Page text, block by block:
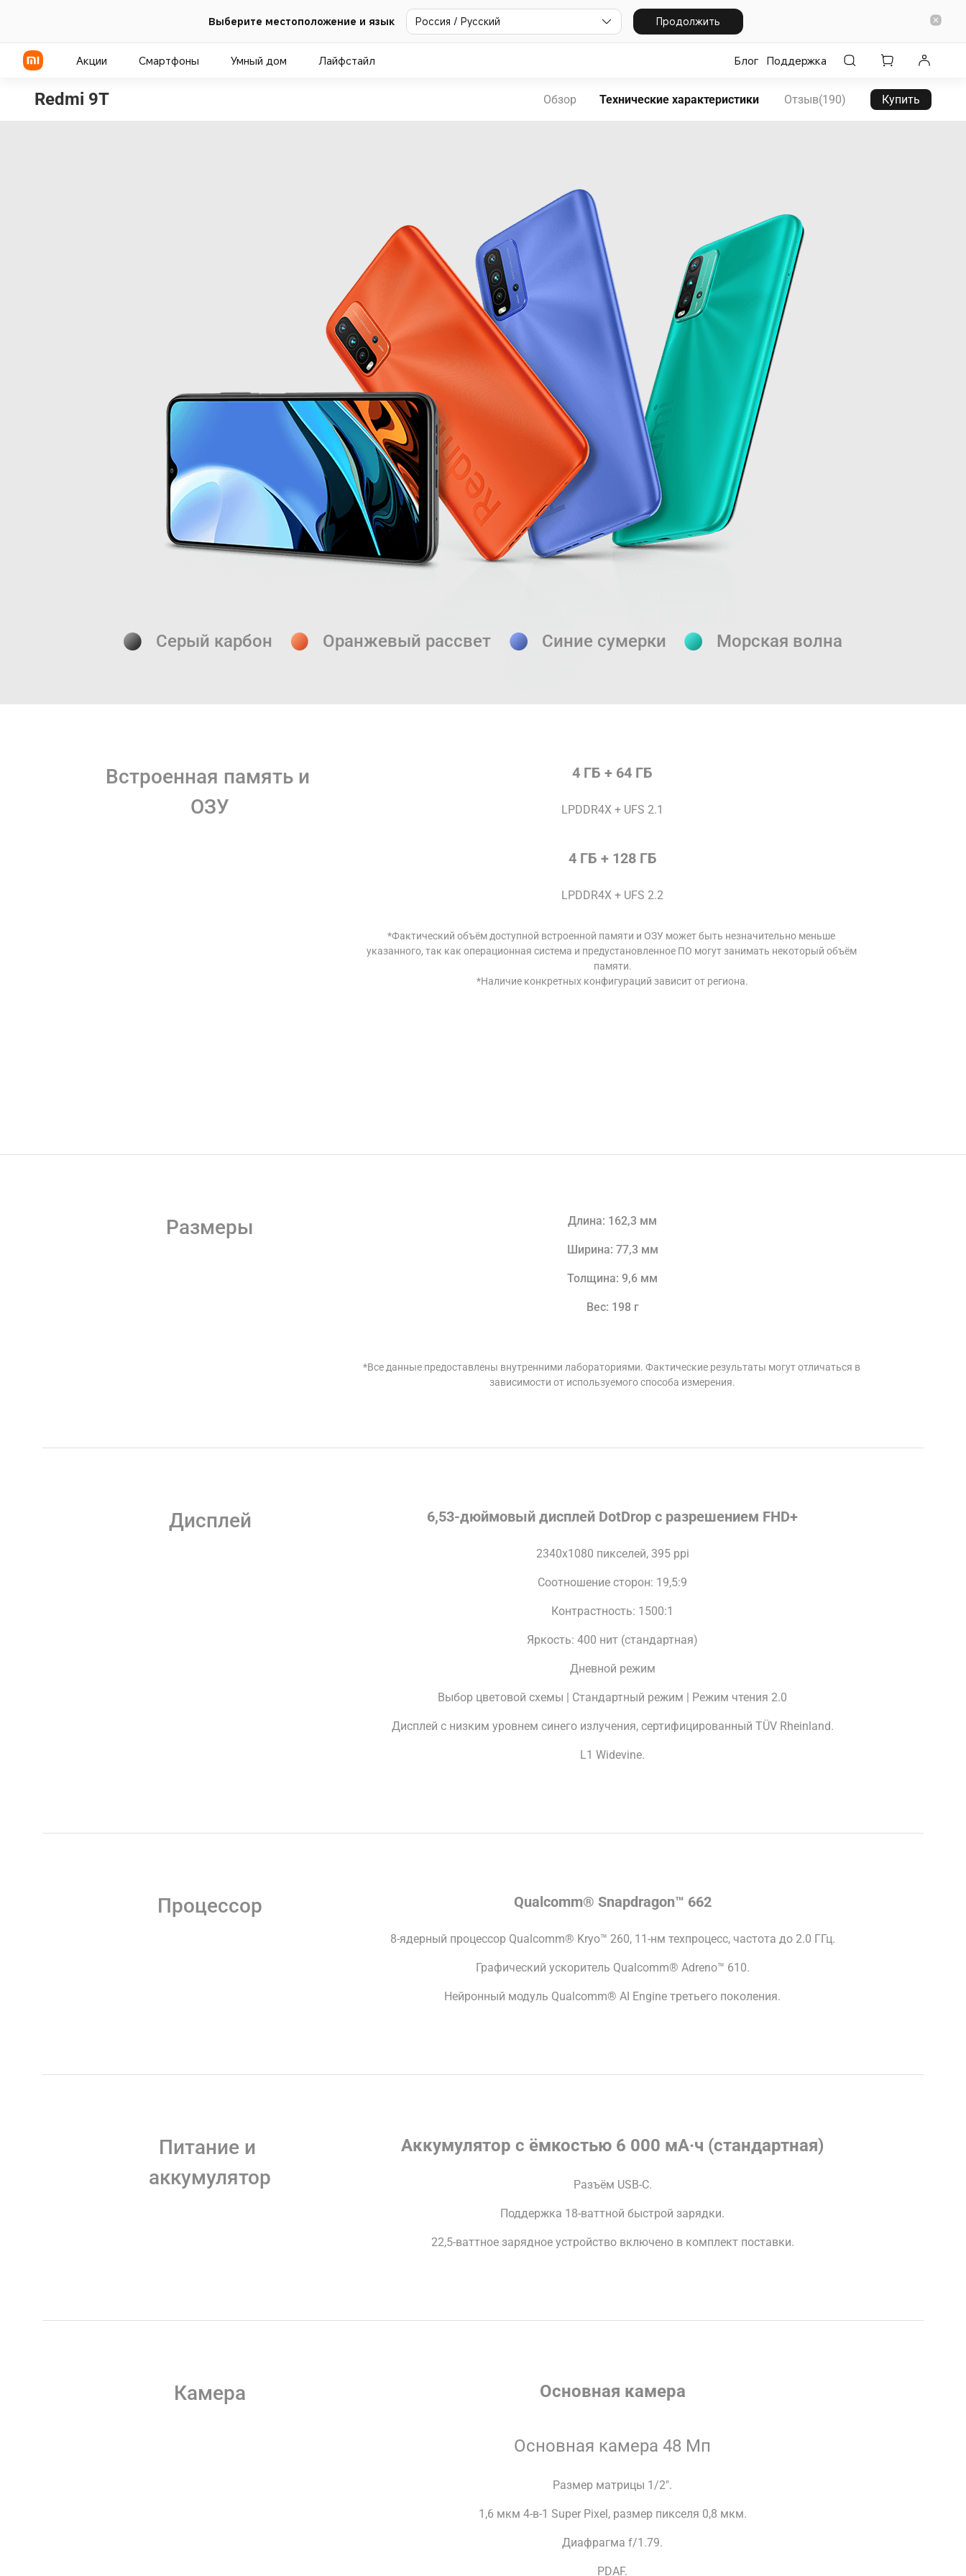
Выберите местоположение и язык Россия / Русский Продолжить
Акции Смартфоны Умный дом Лайфстайл Блог Поддержка
Redmi 9T Обзор Технические характеристики Отзыв(190) Купить
Серый карбон Оранжевый рассвет Синие сумерки Морская волна
Встроенная память и
ОЗУ
4 ГБ + 64 ГБ
LPDDR4X + UFS 2.1
4 ГБ + 128 ГБ
LPDDR4X + UFS 2.2
*Фактический объём доступной встроенной памяти и ОЗУ может быть незначительно меньше
указанного, так как операционная система и предустановленное ПО могут занимать некоторый объём
памяти.
*Наличие конкретных конфигураций зависит от региона.
Размеры Длина: 162,3 мм
Ширина: 77,3 мм
Толщина: 9,6 мм
Вес: 198 г
*Все данные предоставлены внутренними лабораториями. Фактические результаты могут отличаться в
зависимости от используемого способа измерения.
Дисплей 6,53-дюймовый дисплей DotDrop с разрешением FHD+
2340x1080 пикселей, 395 ppi
Соотношение сторон: 19,5:9
Контрастность: 1500:1
Яркость: 400 нит (стандартная)
Дневной режим
Выбор цветовой схемы | Стандартный режим | Режим чтения 2.0
Дисплей с низким уровнем синего излучения, сертифицированный TÜV Rheinland.
L1 Widevine.
Процессор Qualcomm® Snapdragon™ 662
8-ядерный процессор Qualcomm® Kryo™ 260, 11-нм техпроцесс, частота до 2.0 ГГц.
Графический ускоритель Qualcomm® Adreno™ 610.
Нейронный модуль Qualcomm® AI Engine третьего поколения.
Питание и
аккумулятор
Аккумулятор с ёмкостью 6 000 мА·ч (стандартная)
Разъём USB-C.
Поддержка 18-ваттной быстрой зарядки.
22,5-ваттное зарядное устройство включено в комплект поставки.
Камера Основная камера
Основная камера 48 Мп
Размер матрицы 1/2".
1,6 мкм 4-в-1 Super Pixel, размер пикселя 0,8 мкм.
Диафрагма f/1.79.
PDAF.